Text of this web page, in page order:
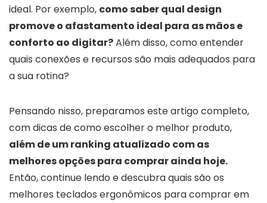
ideal. Por exemplo, como saber qual design
promove o afastamento ideal para as mãos e
conforto ao digitar?Além disso, como entender
quais conexões e recursos são mais adequados para
a sua rotina?
Pensando nisso, preparamos este artigo completo,
com dicas de como escolher o melhor produto,
além de um ranking atualizado com as
melhores opções para comprar ainda hoje.
Então, continue lendo e descubra quais são os
melhores teclados ergonômicos para comprar em